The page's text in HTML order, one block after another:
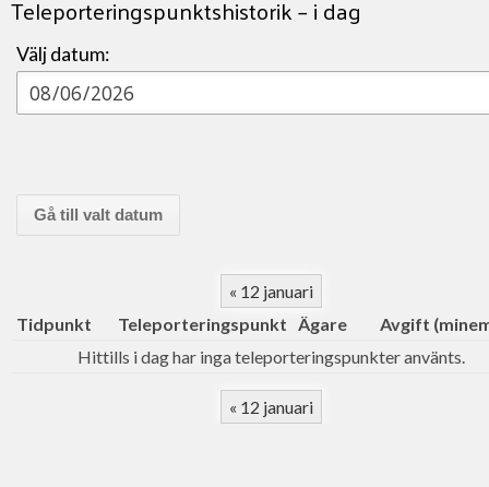
Teleporteringspunktshistorik – i dag
Välj datum:
« 12 januari
Tidpunkt
Teleporteringspunkt Ägare
Avgift
Hittills i dag har inga teleporteringspunkter använts.
« 12 januari